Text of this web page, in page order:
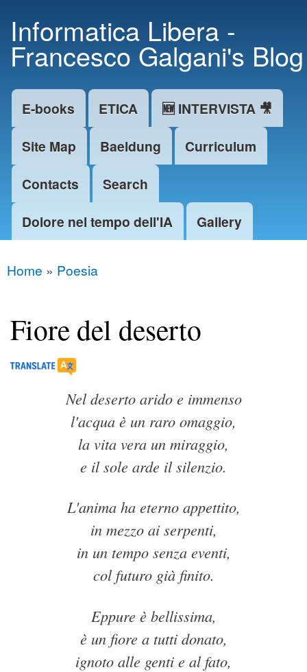
main
content
Informatica Libera -
Francesco Galgani's Blog
Main menu
E-books ETICA
🆕 INTERVISTA 🎥
Site Map
Baeldung
Curriculum
Contacts
Search
Dolore nel tempo dell'IA
Gallery
You are here
Home » Poesia
Fiore del deserto
Nel deserto arido e immenso
l'acqua è un raro omaggio,
la vita vera un miraggio,
e il sole arde il silenzio.
L'anima ha eterno appettito,
in mezzo ai serpenti,
in un tempo senza eventi,
col futuro già finito.
Eppure è bellissima,
è un fiore a tutti donato,
ignoto alle genti e al fato,